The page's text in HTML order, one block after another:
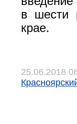
в шести
крае.
25.06.2018